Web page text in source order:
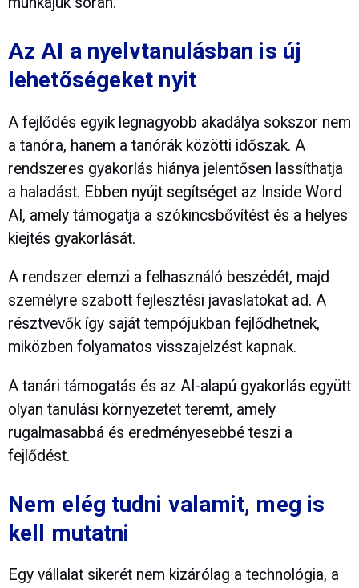
Az AI a nyelvtanulásban is új
lehetőségeket nyit
A fejlődés egyik legnagyobb akadálya sokszor nem
a tanóra, hanem a tanórák közötti időszak. A
rendszeres gyakorlás hiánya jelentősen lassíthatja
a haladást. Ebben nyújt segítséget az Inside Word
AI, amely támogatja a szókincsbővítést és a helyes
kiejtés gyakorlását.
A rendszer elemzi a felhasználó beszédét, majd
személyre szabott fejlesztési javaslatokat ad. A
résztvevők így saját tempójukban fejlődhetnek,
miközben folyamatos visszajelzést kapnak.
A tanári támogatás és az AI-alapú gyakorlás együtt
olyan tanulási környezetet teremt, amely
rugalmasabbá és eredményesebbé teszi a
fejlődést.
Nem elég tudni valamit, meg is
kell mutatni
Egy vállalat sikerét nem kizárólag a technológia, a